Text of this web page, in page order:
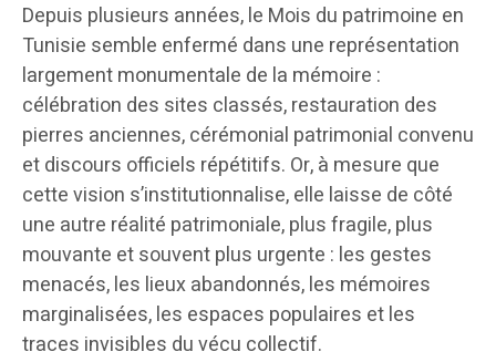
Depuis plusieurs années, le Mois du patrimoine en
Tunisie semble enfermé dans une représentation
largement monumentale de la mémoire :
célébration des sites classés, restauration des
pierres anciennes, cérémonial patrimonial convenu
et discours officiels répétitifs. Or, à mesure que
cette vision s’institutionnalise, elle laisse de côté
une autre réalité patrimoniale, plus fragile, plus
mouvante et souvent plus urgente : les gestes
menacés, les lieux abandonnés, les mémoires
marginalisées, les espaces populaires et les
traces invisibles du vécu collectif.